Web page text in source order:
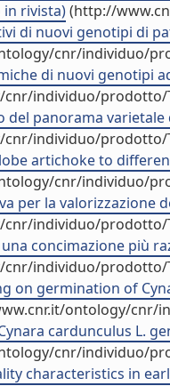
in rivista)(http://
di nuovi genotipi di
cnr/individuo/
di nuovi genotipi
individuo/prodotto/
del panorama
individuo/prodotto/
artichoke to
cnr/individuo/
per la
individuo/prodotto/
concimazione più
individuo/prodotto/
on germination of
ontology/cnr/
cardunculus L.
cnr/individuo/
characteristics in